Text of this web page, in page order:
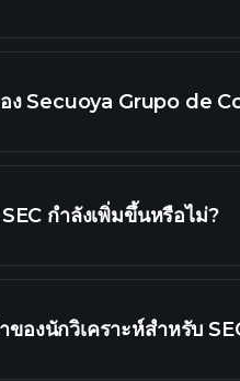
ง Secuoya Grupo de
กำลังเพิ่มขึ้นหรือไม่?
ของนักวิเคราะห์สำหรับ